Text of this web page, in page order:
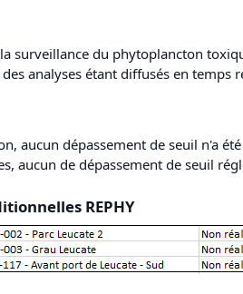
surveillance du phytoplancton
analyses étant diffusés en
aucun dépassement de seuil n'a
aucun de dépassement de seuil
REPHY